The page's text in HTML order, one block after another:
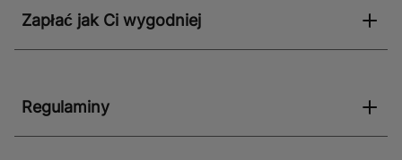
Zapłać jak Ci wygodniej
Regulaminy